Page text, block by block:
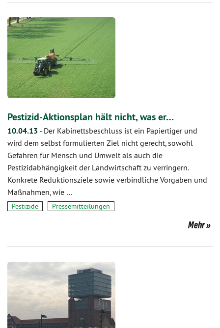
Pestizid-Aktionsplan hält nicht, was er…
10.04.13 - Der Kabinettsbeschluss ist ein Papiertiger und
wird dem selbst formulierten Ziel nicht gerecht, sowohl
Gefahren für Mensch und Umwelt als auch die
Pestizidabhängigkeit der Landwirtschaft zu verringern.
Konkrete Reduktionsziele sowie verbindliche Vorgaben und
Maßnahmen, wie …
Pestizide Pressemitteilungen
Mehr